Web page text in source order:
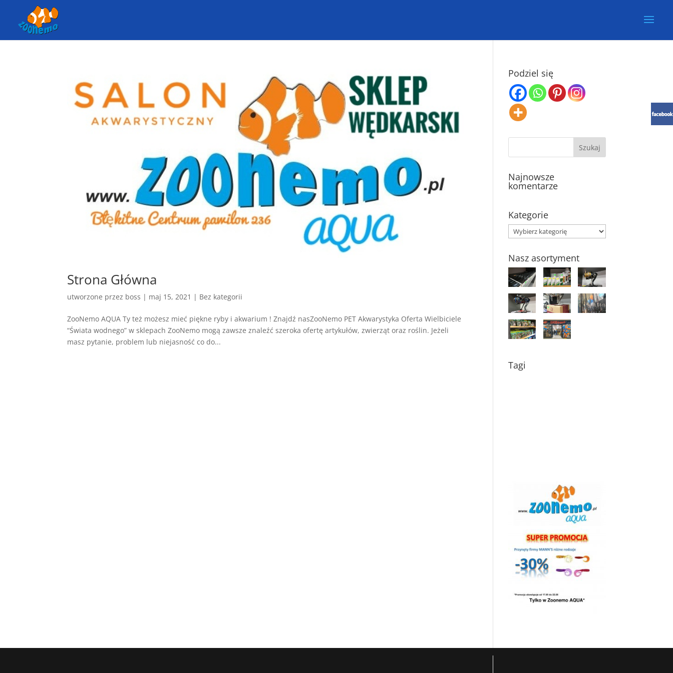
Strona Główna
utworzone przez boss | maj 15, 2021 | Bez kategorii
ZooNemo AQUA Ty też możesz mieć piękne ryby i akwarium ! Znajdź nasZooNemo PET Akwarystyka Oferta Wielbiciele
“Świata wodnego” w sklepach ZooNemo mogą zawsze znaleźć szeroka ofertę artykułów, zwierząt oraz roślin. Jeżeli
masz pytanie, problem lub niejasność co do...
Podziel się
Najnowsze
komentarze
Kategorie
Kategorie
Nasz asortyment
Tagi